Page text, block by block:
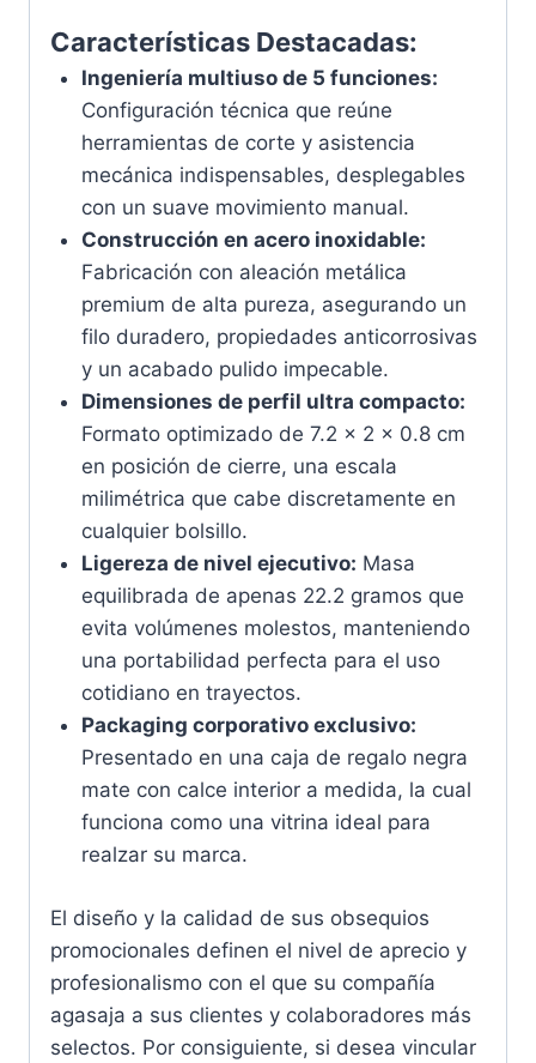
Características Destacadas:
Ingeniería multiuso de 5 funciones:
Configuración técnica que reúne
herramientas de corte y asistencia
mecánica indispensables, desplegables
con un suave movimiento manual.
Construcción en acero inoxidable:
Fabricación con aleación metálica
premium de alta pureza, asegurando un
filo duradero, propiedades anticorrosivas
y un acabado pulido impecable.
Dimensiones de perfil ultra compacto:
Formato optimizado de 7.2 x 2 x 0.8 cm
en posición de cierre, una escala
milimétrica que cabe discretamente en
cualquier bolsillo.
Ligereza de nivel ejecutivo: Masa
equilibrada de apenas 22.2 gramos que
evita volúmenes molestos, manteniendo
una portabilidad perfecta para el uso
cotidiano en trayectos.
Packaging corporativo exclusivo:
Presentado en una caja de regalo negra
mate con calce interior a medida, la cual
funciona como una vitrina ideal para
realzar su marca.
El diseño y la calidad de sus obsequios
promocionales definen el nivel de aprecio y
profesionalismo con el que su compañía
agasaja a sus clientes y colaboradores más
selectos. Por consiguiente, si desea vincular